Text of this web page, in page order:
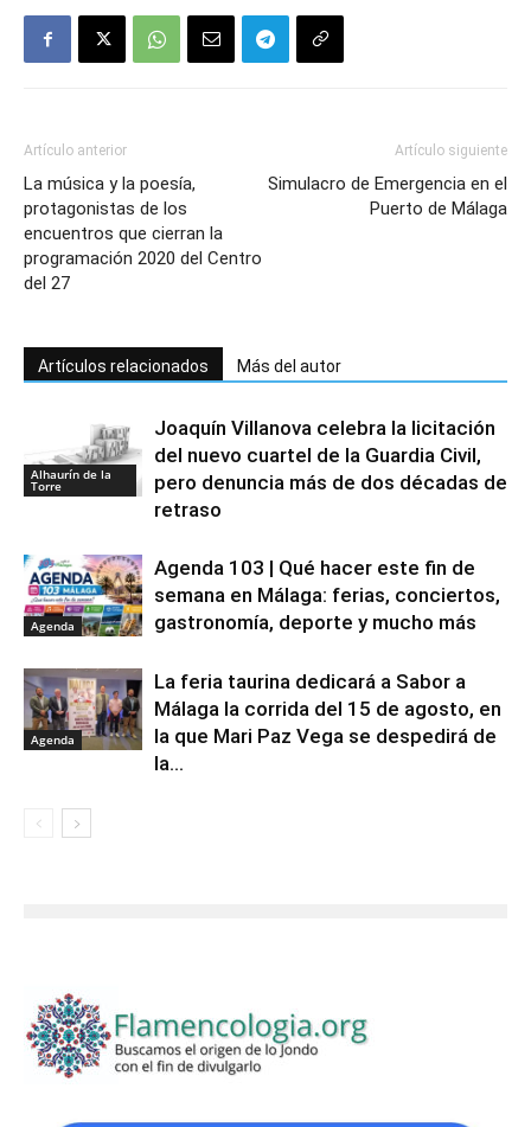
Artículo anterior
La música y la poesía,
protagonistas de los
encuentros que cierran la
programación 2020 del Centro
del 27
Artículo siguiente
Simulacro de Emergencia en el
Puerto de Málaga
Artículos relacionados Más del autor
Alhaurín de la
Torre
Joaquín Villanova celebra la licitación
del nuevo cuartel de la Guardia Civil,
pero denuncia más de dos décadas de
retraso
Agenda
Agenda 103 | Qué hacer este fin de
semana en Málaga: ferias, conciertos,
gastronomía, deporte y mucho más
Agenda
La feria taurina dedicará a Sabor a
Málaga la corrida del 15 de agosto, en
la que Mari Paz Vega se despedirá de
la...